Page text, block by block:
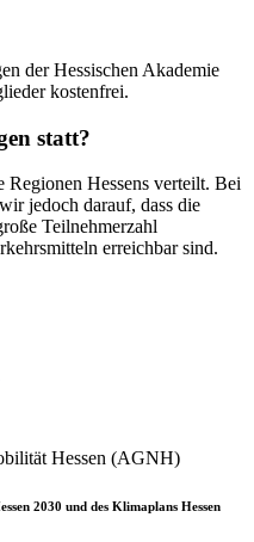
der Hessischen Akademie
kostenfrei.
statt?
Regionen Hessens verteilt. Bei
jedoch darauf, dass die
Teilnehmerzahl
erreichbar sind.
Hessen (AGNH)
2030 und des Klimaplans Hessen